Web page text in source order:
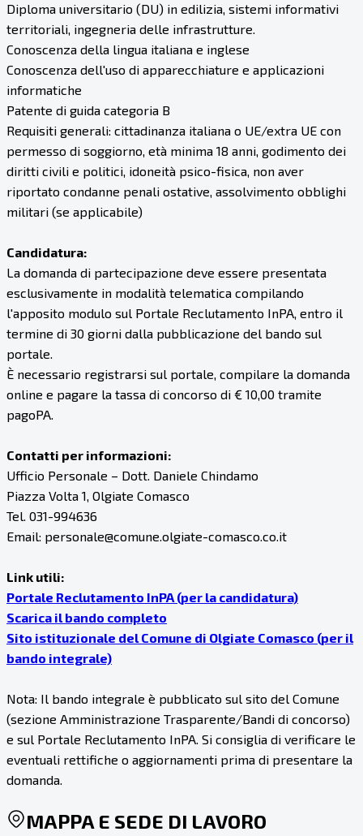
Diploma universitario (DU) in edilizia, sistemi informativi
territoriali, ingegneria delle infrastrutture.
Conoscenza della lingua italiana e inglese
Conoscenza dell'uso di apparecchiature e applicazioni
informatiche
Patente di guida categoria B
Requisiti generali: cittadinanza italiana o UE/extra UE con
permesso di soggiorno, età minima 18 anni, godimento dei
diritti civili e politici, idoneità psico-fisica, non aver
riportato condanne penali ostative, assolvimento obblighi
militari (se applicabile)
Candidatura:
La domanda di partecipazione deve essere presentata
esclusivamente in modalità telematica compilando
l'apposito modulo sul Portale Reclutamento InPA, entro il
termine di 30 giorni dalla pubblicazione del bando sul
portale.
È necessario registrarsi sul portale, compilare la domanda
online e pagare la tassa di concorso di € 10,00 tramite
pagoPA.
Contatti per informazioni:
Ufficio Personale – Dott. Daniele Chindamo
Piazza Volta 1, Olgiate Comasco
Tel. 031-994636
Email: personale@comune.olgiate-comasco.co.it
Link utili:
Portale Reclutamento InPA (per la candidatura)
Scarica il bando completo
Sito istituzionale del Comune di Olgiate Comasco (per il
bando integrale)
Nota: Il bando integrale è pubblicato sul sito del Comune
(sezione Amministrazione Trasparente/Bandi di concorso)
e sul Portale Reclutamento InPA. Si consiglia di verificare le
eventuali rettifiche o aggiornamenti prima di presentare la
domanda.
MAPPA E SEDE DI LAVORO